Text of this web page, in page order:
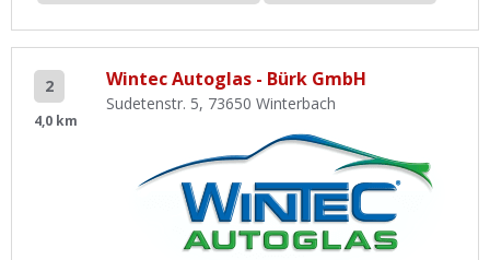
2
4,0 km
Wintec Autoglas - Bürk GmbH
Sudetenstr. 5, 73650 Winterbach